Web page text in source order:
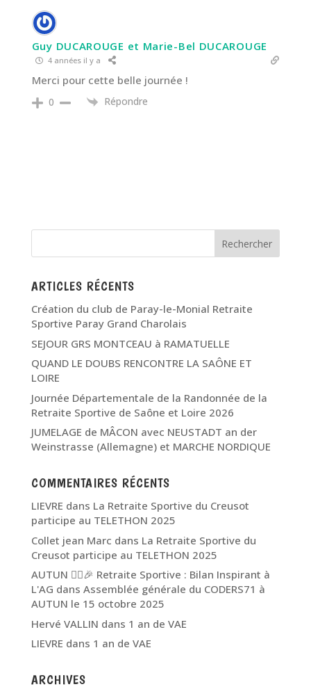
Guy DUCAROUGE et Marie-Bel DUCAROUGE
4 années il y a
Merci pour cette belle journée !
0 Répondre
ARTICLES RÉCENTS
Création du club de Paray-le-Monial Retraite
Sportive Paray Grand Charolais
SEJOUR GRS MONTCEAU à RAMATUELLE
QUAND LE DOUBS RENCONTRE LA SAÔNE ET
LOIRE
Journée Départementale de la Randonnée de la
Retraite Sportive de Saône et Loire 2026
JUMELAGE de MÂCON avec NEUSTADT an der
Weinstrasse (Allemagne) et MARCHE NORDIQUE
COMMENTAIRES RÉCENTS
LIEVRE dans La Retraite Sportive du Creusot
participe au TELETHON 2025
Collet jean Marc dans La Retraite Sportive du
Creusot participe au TELETHON 2025
AUTUN 🏃‍♂️🎉 Retraite Sportive : Bilan Inspirant à
L'AG dans Assemblée générale du CODERS71 à
AUTUN le 15 octobre 2025
Hervé VALLIN dans 1 an de VAE
LIEVRE dans 1 an de VAE
ARCHIVES